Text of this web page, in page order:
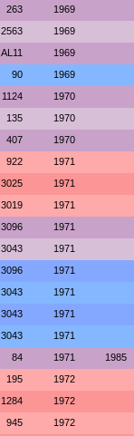
263 1969
2563 1969
AL11 1969
90 1969
1124 1970
135 1970
407 1970
922 1971
3025 1971
3019 1971
3096 1971
3043 1971
3096 1971
3043 1971
3043 1971
3043 1971
84 1971 1985
195 1972
1284 1972
945 1972